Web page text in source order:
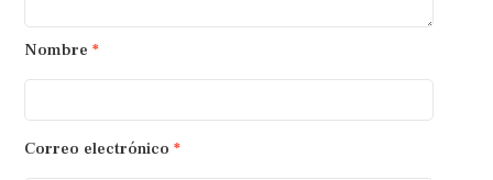
Nombre *
Correo electrónico *